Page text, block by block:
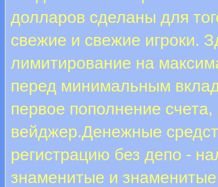
долларов сделаны для
свежие и свежие игроки.
лимитирование на
перед минимальным
первое пополнение
вейджер.Денежные
регистрацию без депо -
знаменитые и